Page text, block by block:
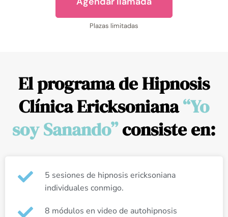
Plazas limitadas
El programa de Hipnosis
Clínica Ericksoniana“Yo
soy Sanando”consiste en:
5 sesiones de hipnosis ericksoniana
individuales conmigo.
8 módulos en video de autohipnosis